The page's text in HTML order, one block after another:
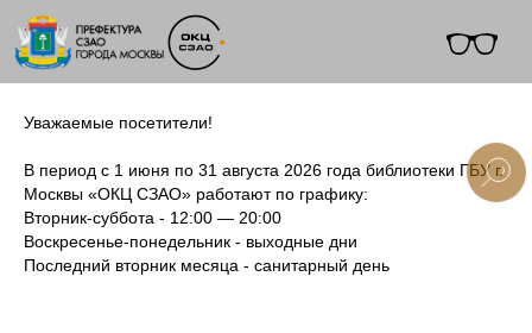
+7 (495) 495-91-10
Уважаемые посетители!
В период с 1 июня по 31 августа 2026 года библиотеки ГБУ г.
Москвы «ОКЦ СЗАО» работают по графику:
Вторник-суббота - 12:00 — 20:00
Воскресенье-понедельник - выходные дни
Последний вторник месяца - санитарный день